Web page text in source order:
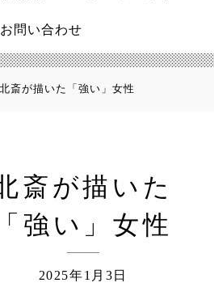
お問い合わせ
北斎が描いた「強い」女性
斎が描いた
「強い」女性
2025年1月3日